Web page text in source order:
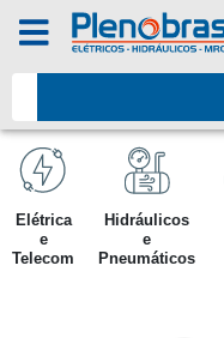
Elétrica
e
Telecom
Hidráulicos
e
Pneumáticos